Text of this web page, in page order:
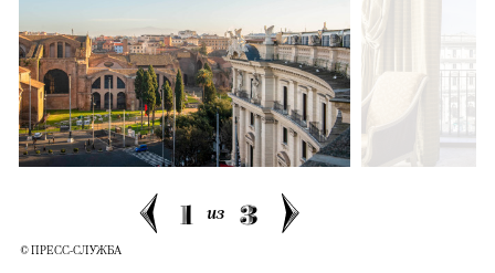
1 из 3
© ПРЕСС-СЛУЖБА